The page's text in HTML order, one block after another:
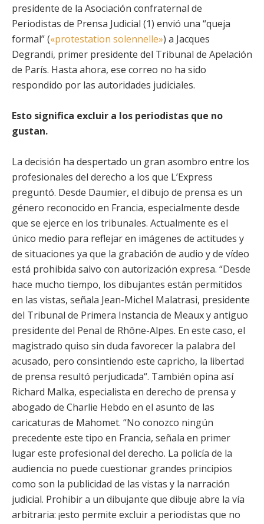
presidente de la Asociación confraternal de
Periodistas de Prensa Judicial (1) envió una “queja
formal” («protestation solennelle») a Jacques
Degrandi, primer presidente del Tribunal de Apelación
de París. Hasta ahora, ese correo no ha sido
respondido por las autoridades judiciales.
Esto significa excluir a los periodistas que no
gustan.
La decisión ha despertado un gran asombro entre los
profesionales del derecho a los que L’Express
preguntó. Desde Daumier, el dibujo de prensa es un
género reconocido en Francia, especialmente desde
que se ejerce en los tribunales. Actualmente es el
único medio para reflejar en imágenes de actitudes y
de situaciones ya que la grabación de audio y de vídeo
está prohibida salvo con autorización expresa. “Desde
hace mucho tiempo, los dibujantes están permitidos
en las vistas, señala Jean-Michel Malatrasi, presidente
del Tribunal de Primera Instancia de Meaux y antiguo
presidente del Penal de Rhône-Alpes. En este caso, el
magistrado quiso sin duda favorecer la palabra del
acusado, pero consintiendo este capricho, la libertad
de prensa resultó perjudicada“. También opina así
Richard Malka, especialista en derecho de prensa y
abogado de Charlie Hebdo en el asunto de las
caricaturas de Mahomet. “No conozco ningún
precedente este tipo en Francia, señala en primer
lugar este profesional del derecho. La policía de la
audiencia no puede cuestionar grandes principios
como son la publicidad de las vistas y la narración
judicial. Prohibir a un dibujante que dibuje abre la vía
arbitraria: ¡esto permite excluir a periodistas que no